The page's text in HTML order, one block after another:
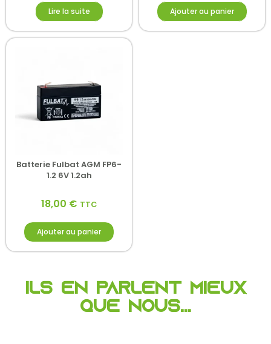
Lire la suite Ajouter au panier
Batterie Fulbat AGM FP6-
1.2 6V 1.2ah
18,00 € TTC
Ajouter au panier
Ils en parlent mieux
que nous...